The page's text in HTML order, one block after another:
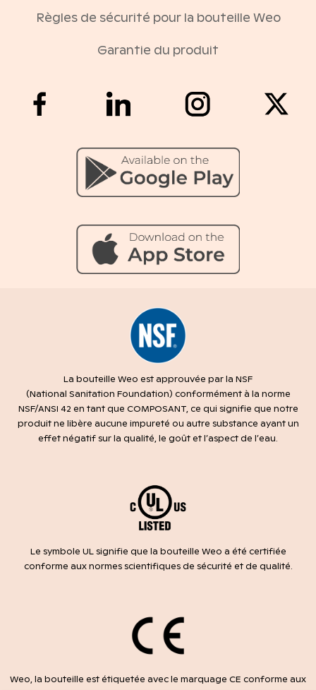
Règles de sécurité pour la bouteille Weo
Garantie du produit
La bouteille Weo est approuvée par la NSF
(National Sanitation Foundation) conformément à la norme
NSF/ANSI 42 en tant que COMPOSANT, ce qui signifie que notre
produit ne libère aucune impureté ou autre substance ayant un
effet négatif sur la qualité, le goût et l’aspect de l’eau.
Le symbole UL signifie que la bouteille Weo a été certifiée
conforme aux normes scientifiques de sécurité et de qualité.
Weo, la bouteille est étiquetée avec le marquage CE conforme aux